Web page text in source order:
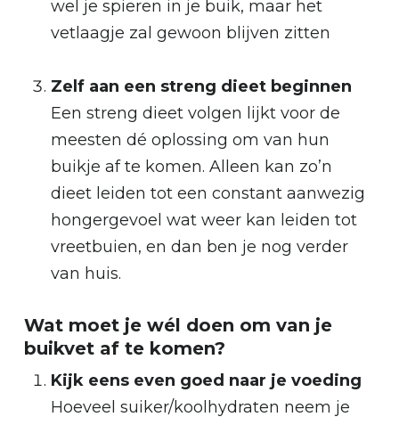
Geen producten in je winkelmand.
Go To Shop
wel je spieren in je buik, maar het
vetlaagje zal gewoon blijven zitten
Zelf aan een streng dieet beginnen
Een streng dieet volgen lijkt voor de
meesten dé oplossing om van hun
buikje af te komen. Alleen kan zo’n
dieet leiden tot een constant aanwezig
hongergevoel wat weer kan leiden tot
vreetbuien, en dan ben je nog verder
van huis.
Wat moet je wél doen om van je
buikvet af te komen?
Kijk eens even goed naar je voeding
Hoeveel suiker/koolhydraten neem je